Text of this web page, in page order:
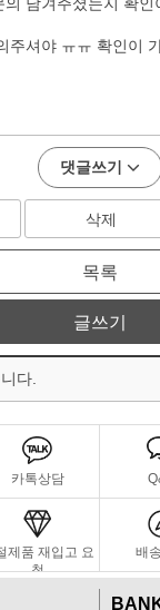
주셔야 ㅠㅠ 확인이
댓글쓰기
삭제
목록
글쓰기
다.
카톡상담
제품 재입고 요
청
배